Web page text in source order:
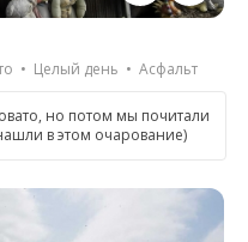
• Целый день • Асфальт
но потом мы почитали
в этом очарование)